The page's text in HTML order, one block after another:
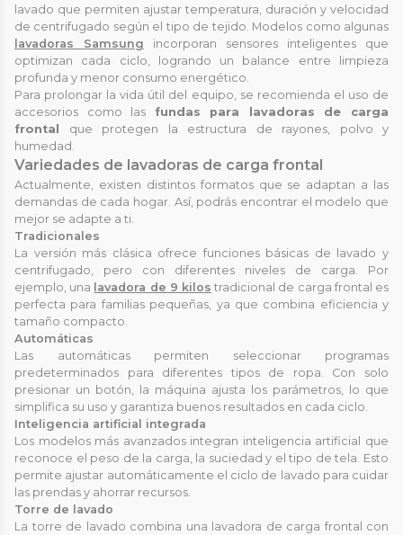
lavado que permiten ajustar temperatura, duración y velocidad
de centrifugado según el tipo de tejido. Modelos como algunas
lavadoras Samsung incorporan sensores inteligentes que
optimizan cada ciclo, logrando un balance entre limpieza
profunda y menor consumo energético.
Para prolongar la vida útil del equipo, se recomienda el uso de
accesorios como las fundas para lavadoras de carga
frontal que protegen la estructura de rayones, polvo y
humedad.
Variedades de lavadoras de carga frontal
Actualmente, existen distintos formatos que se adaptan a las
demandas de cada hogar. Así, podrás encontrar el modelo que
mejor se adapte a ti.
Tradicionales
La versión más clásica ofrece funciones básicas de lavado y
centrifugado, pero con diferentes niveles de carga. Por
ejemplo, una lavadora de 9 kilos tradicional de carga frontal es
perfecta para familias pequeñas, ya que combina eficiencia y
tamaño compacto.
Automáticas
Las automáticas permiten seleccionar programas
predeterminados para diferentes tipos de ropa. Con solo
presionar un botón, la máquina ajusta los parámetros, lo que
simplifica su uso y garantiza buenos resultados en cada ciclo.
Inteligencia artificial integrada
Los modelos más avanzados integran inteligencia artificial que
reconoce el peso de la carga, la suciedad y el tipo de tela. Esto
permite ajustar automáticamente el ciclo de lavado para cuidar
las prendas y ahorrar recursos.
Torre de lavado
La torre de lavado combina una lavadora de carga frontal con